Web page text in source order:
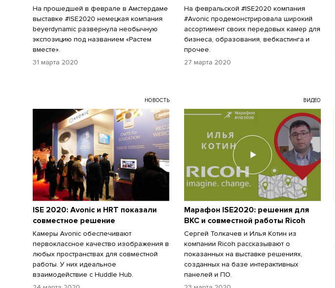
На прошедшей в феврале в Амстердаме
выставке #ISE2020 немецкая компания
beyerdynamic развернула необычную
экспозицию под названием «Растем
вместе».
31 марта 2020
На февральской #ISE2020 компания
#Avonic продемонстрировала широкий
ассортимент своих передовых камер для
бизнеса, образования, вебкастинга и
прочее.
27 марта 2020
НОВОСТЬ
ISE 2020: Avonic и HRT показали
совместное решение
Камеры Avonic обеспечивают
первоклассное качество изображения в
любых пространствах для совместной
работы. У них идеальное
взаимодействие с Huddle Hub.
ВИДЕО
Марафон ISE2020: решения для
ВКС и совместной работы Ricoh
Сергей Толкачев и Илья Котин из
компании Ricoh рассказывают о
показанных на выставке решениях,
созданных на базе интерактивных
панелей и ПО.